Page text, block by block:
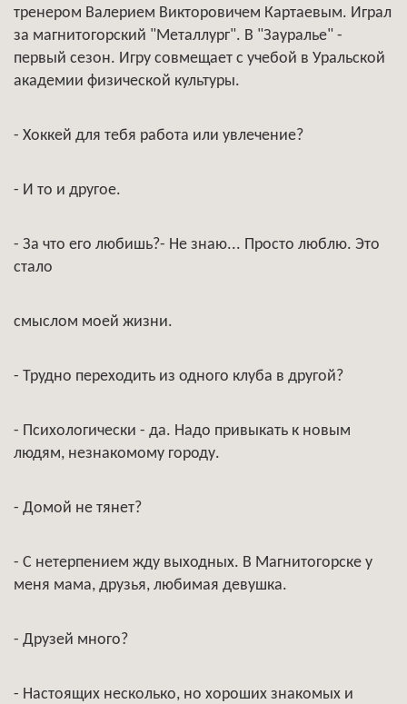
тренером Валерием Викторовичем Картаевым. Играл
за магнитогорский "Металлург". В "Зауралье" -
первый сезон. Игру совмещает с учебой в Уральской
академии физической культуры.
- Хоккей для тебя работа или увлечение?
- И то и другое.
- За что его любишь?- Не знаю... Просто люблю. Это
стало
смыслом моей жизни.
- Трудно переходить из одного клуба в другой?
- Психологически - да. Надо привыкать к новым
людям, незнакомому городу.
- Домой не тянет?
- С нетерпением жду выходных. В Магнитогорске у
меня мама, друзья, любимая девушка.
- Друзей много?
- Настоящих несколько, но хороших знакомых и